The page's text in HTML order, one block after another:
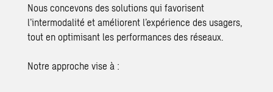
Nous concevons des solutions qui favorisent
l’intermodalité et améliorent l’expérience des usagers,
tout en optimisant les performances des réseaux.
Notre approche vise à :